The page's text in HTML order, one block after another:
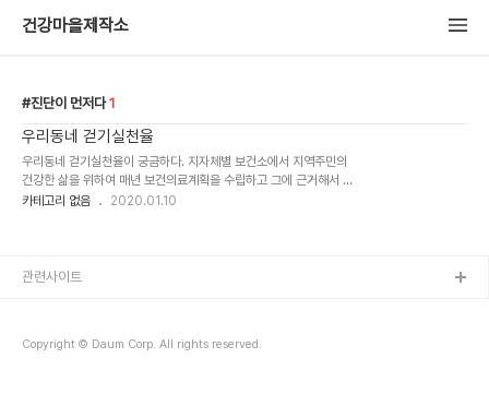
건강마을제작소
진단이 먼저다 1
우리동네 걷기실천율
우리동네 걷기실천율이 궁금하다. 지자체별 보건소에서 지역주민의
건강한 삶을 위하여 매년 보건의료계획을 수립하고 그에 근거해서 담
당부서별 단위사업을 계획하고 실행하고 평가한다. 물론 사업영역별
카테고리 없음 2020.01.10
Copyright © Daum Corp. All rights reserved.
관련사이트